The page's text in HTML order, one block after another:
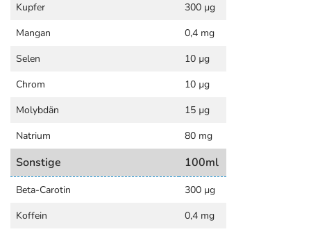
Kupfer
300 µg
Mangan
0,4 mg
Selen
10 µg
Chrom
10 µg
Molybdän
15 µg
Natrium
80 mg
Sonstige 100ml
Beta-Carotin
300 µg
Koffein
0,4 mg